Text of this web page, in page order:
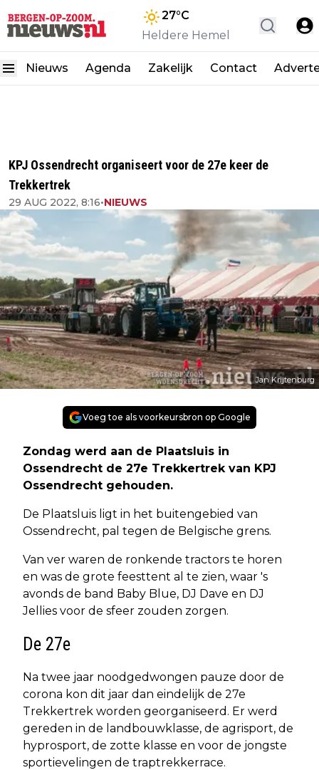
27°C
Heldere Hemel
Nieuws Agenda Zakelijk Contact
KPJ Ossendrecht organiseert voor de 27e keer de
Trekkertrek
29 AUG 2022, 8:16•NIEUWS
Jan Krijtenburg
Voeg toe als voorkeursbron op Google
Zondag werd aan de Plaatsluis in
Ossendrecht de 27e Trekkertrek van KPJ
Ossendrecht gehouden.
De Plaatsluis ligt in het buitengebied van
Ossendrecht, pal tegen de Belgische grens.
Van ver waren de ronkende tractors te horen
en was de grote feesttent al te zien, waar 's
avonds de band Baby Blue, DJ Dave en DJ
Jellies voor de sfeer zouden zorgen.
De 27e
Na twee jaar noodgedwongen pauze door de
corona kon dit jaar dan eindelijk de 27e
Trekkertrek worden georganiseerd. Er werd
gereden in de landbouwklasse, de agrisport, de
hyprosport, de zotte klasse en voor de jongste
sportievelingen de traptrekkerrace.